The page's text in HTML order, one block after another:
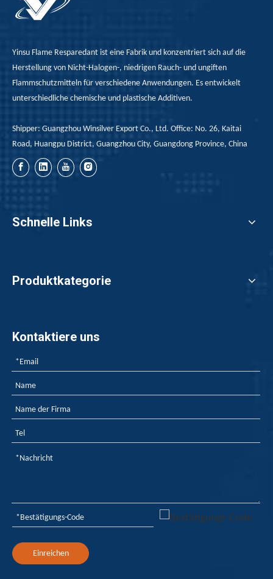
Yinsu Flame Resparedant ist eine Fabrik und konzentriert sich auf die
Herstellung von Nicht-Halogen-, niedrigen Rauch- und ungiften
Flammschutzmitteln für verschiedene Anwendungen. Es entwickelt
unterschiedliche chemische und plastische Additiven.
Shipper: Guangzhou Winsilver Export Co., Ltd. Office: No. 26, Kaitai
Road, Huangpu District, Guangzhou City, Guangdong Province, China
Schnelle Links
Produktkategorie
Kontaktiere uns
Einreichen